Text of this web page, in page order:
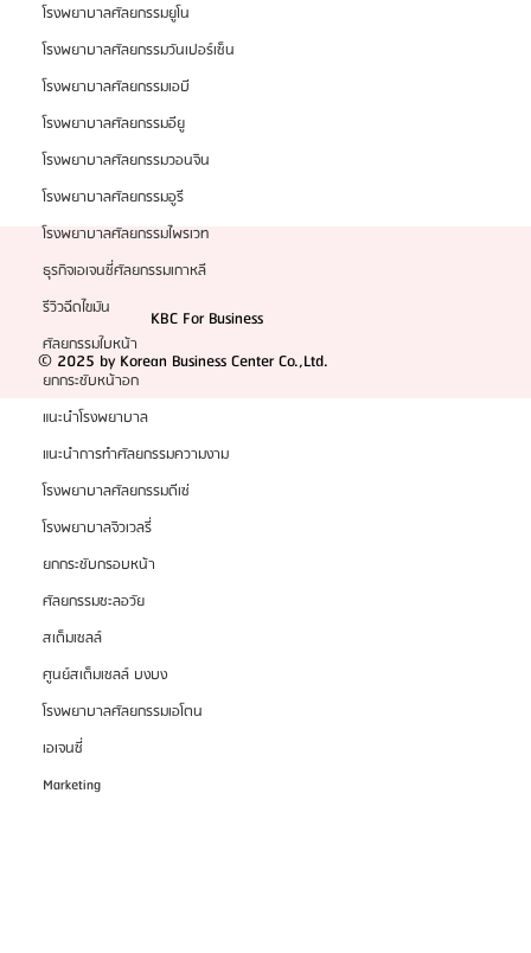
โรงพยาบาลศัลยกรรมยูโน
โรงพยาบาลศัลยกรรมวันเปอร์เซ็น
โรงพยาบาลศัลยกรรมเอบี
โรงพยาบาลศัลยกรรมอียู
โรงพยาบาลศัลยกรรมวอนจิน
โรงพยาบาลศัลยกรรมอูรี
โรงพยาบาลศัลยกรรมไพรเวท
ธุรกิจเอเจนซี่ศัลยกรรมเกาหลี
รีวิวฉีดไขมัน
ศัลยกรรมใบหน้า
ยกกระชับหน้าอก
แนะนำโรงพยาบาล
แนะนำการทำศัลยกรรมความงาม
โรงพยาบาลศัลยกรรมดีเซ่
โรงพยาบาลจิวเวลรี่
ยกกระชับกรอบหน้า
ศัลยกรรมชะลอวัย
สเต็มเซลล์
ศูนย์สเต็มเซลล์ บงบง
โรงพยาบาลศัลยกรรมเอโตน
เอเจนซี่
Marketing
KBC For Business
© 2025 by Korean Business Center Co.,Ltd.